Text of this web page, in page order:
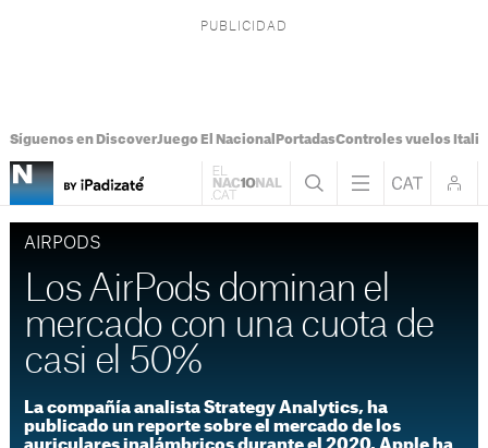
Síguenos en DiscoverJuego El Nacional PortadasControles vuelos Italia
AIRPODS
Los AirPods dominan el
mercado con una cuota de
casi el 50%
La compañía analista Strategy Analytics, ha
publicado un reporte sobre el mercado de los